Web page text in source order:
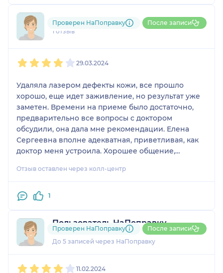
Светлана
1 отзыв
Проверен НаПоправку После записи
29.03.2024
Удаляла лазером дефекты кожи, все прошло
хорошо, еще идет заживление, но результат уже
заметен. Времени на приеме было достаточно,
предварительно все вопросы с доктором
обсудили, она дала мне рекомендации. Елена
Сергеевна вполне адекватная, приветливая, как
доктор меня устроила. Хорошее общение,
Отзыв оставлен через колл-центр
1
Пользователь НаПоправку
1 отзыв
До 5 записей через НаПоправку
Проверен НаПоправку После записи
11.02.2024